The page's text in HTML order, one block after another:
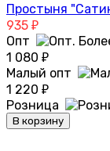
Простыня
935 ₽
Опт
1 080 ₽
Малый опт
1 220 ₽
Розница
В корзину